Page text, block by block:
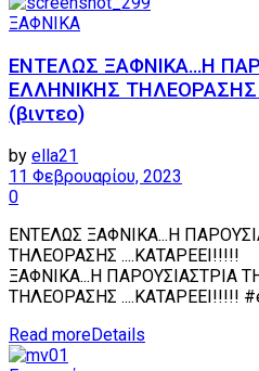
ΞΑΦΝΙΚΑ
ΕΝΤΕΛΩΣ ΞΑΦΝΙΚΑ…Η
ΕΛΛΗΝΙΚΗΣ ΤΗΛΕΟΡΑΣΗΣ
(βιντεο)
by ella21
11 Φεβρουαρίου, 2023
0
ΕΝΤΕΛΩΣ ΞΑΦΝΙΚΑ...Η
ΤΗΛΕΟΡΑΣΗΣ ....ΚΑΤΑΡΕΕΙ!!!!!
ΞΑΦΝΙΚΑ...Η ΠΑΡΟΥΣΙΑΣΤΡΙΑ
ΤΗΛΕΟΡΑΣΗΣ ....ΚΑΤΑΡΕΕΙ!!!!!
Read moreDetails